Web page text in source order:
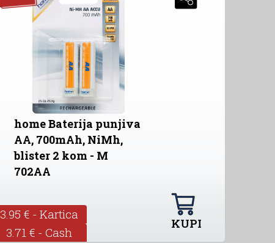
home Baterija punjiva
AA, 700mAh, NiMh,
blister 2 kom - M
702AA
3.95 € - Kartica
3.71 € - Cash
KUPI